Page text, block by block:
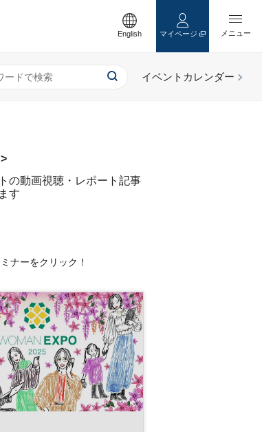
English マイページ
の動画視聴・レポート記事
す
ナーをクリック！